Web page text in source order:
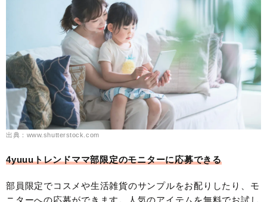
出典：www.shutterstock.com
4yuuuトレンドママ部限定のモニターに応募できる
部員限定でコスメや生活雑貨のサンプルをお配りしたり、モ
ニターへの応募ができます。人気のアイテムを無料でお試し